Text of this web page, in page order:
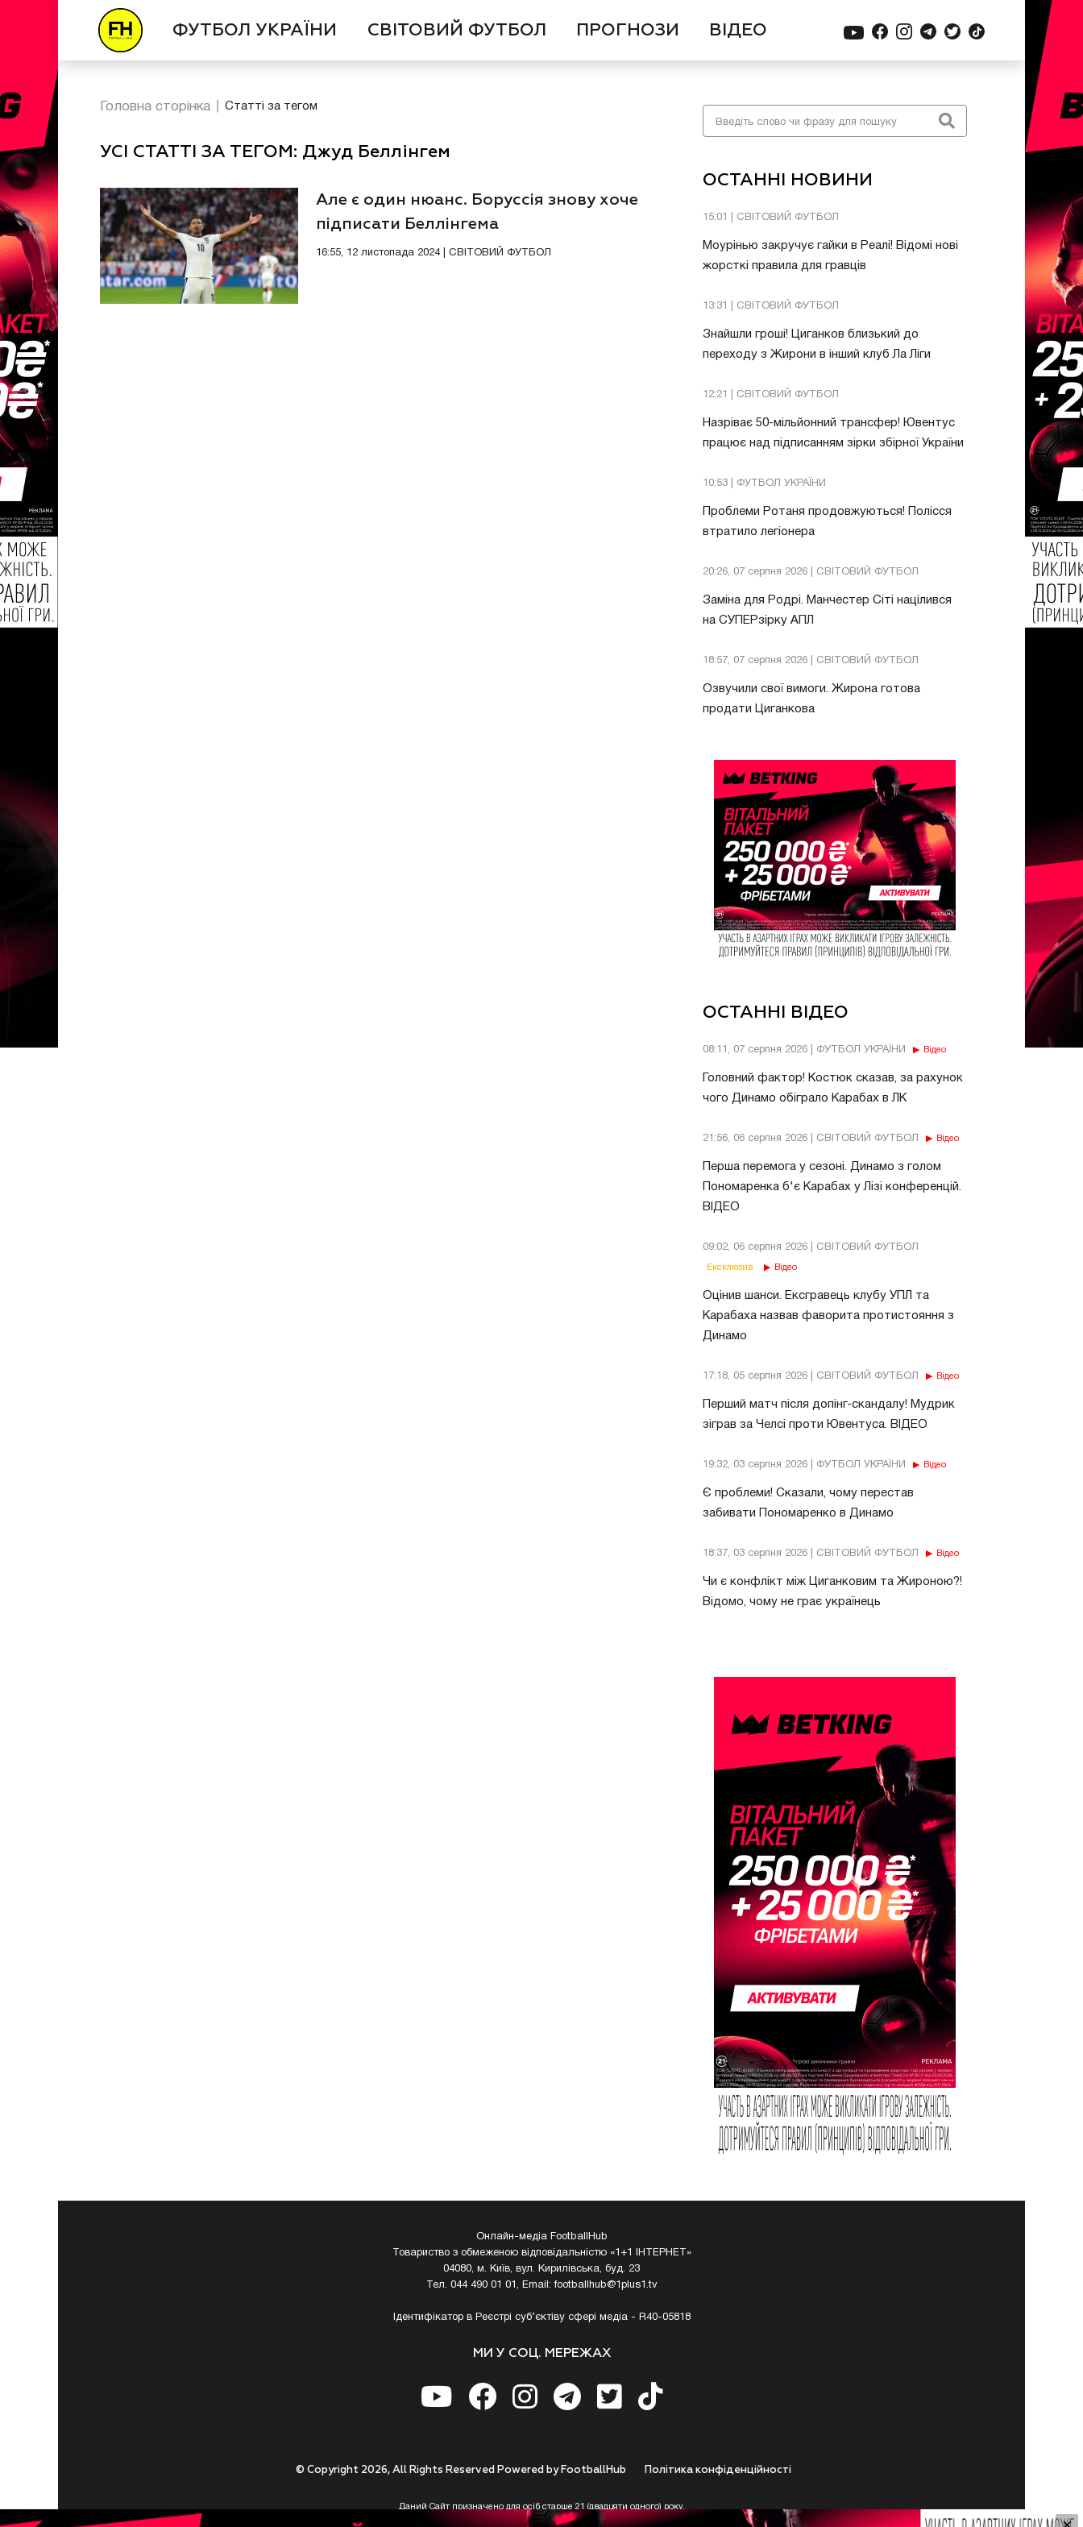
ФУТБОЛ УКРАЇНИ СВІТОВИЙ ФУТБОЛ ПРОГНОЗИ ВІДЕО
ОСТАННІ НОВИНИ
15:01 | СВІТОВИЙ ФУТБОЛ
Моурінью закручує гайки в Реалі! Відомі нові
жорсткі правила для гравців
13:31 | СВІТОВИЙ ФУТБОЛ
Знайшли гроші! Циганков близький до
переходу з Жирони в інший клуб Ла Ліги
12:21 | СВІТОВИЙ ФУТБОЛ
Назріває 50-мільйонний трансфер! Ювентус
працює над підписанням зірки збірної України
10:53 | ФУТБОЛ УКРАЇНИ
Проблеми Ротаня продовжуються! Полісся
втратило легіонера
20:26, 07 серпня 2026 | СВІТОВИЙ ФУТБОЛ
Заміна для Родрі. Манчестер Сіті націлився
на СУПЕРзірку АПЛ
18:57, 07 серпня 2026 | СВІТОВИЙ ФУТБОЛ
Озвучили свої вимоги. Жирона готова
продати Циганкова
ОСТАННІ ВІДЕО
08:11, 07 серпня 2026 | ФУТБОЛ УКРАЇНИ Відео
Головний фактор! Костюк сказав, за рахунок
чого Динамо обіграло Карабах в ЛК
21:56, 06 серпня 2026 | СВІТОВИЙ ФУТБОЛ Відео
Перша перемога у сезоні. Динамо з голом
Пономаренка б'є Карабах у Лізі конференцій.
ВІДЕО
09:02, 06 серпня 2026 | СВІТОВИЙ ФУТБОЛ
Ексклюзив Відео
Оцінив шанси. Ексгравець клубу УПЛ та
Карабаха назвав фаворита протистояння з
Динамо
17:18, 05 серпня 2026 | СВІТОВИЙ ФУТБОЛ Відео
Перший матч після допінг-скандалу! Мудрик
зіграв за Челсі проти Ювентуса. ВІДЕО
19:32, 03 серпня 2026 | ФУТБОЛ УКРАЇНИ Відео
Є проблеми! Сказали, чому перестав
забивати Пономаренко в Динамо
18:37, 03 серпня 2026 | СВІТОВИЙ ФУТБОЛ Відео
Чи є конфлікт між Циганковим та Жироною?!
Відомо, чому не грає українець
Головна сторінка Статті за тегом
УСІ СТАТТІ ЗА ТЕГОМ: Джуд Беллінгем
Але є один нюанс. Боруссія знову хоче
підписати Беллінгема
16:55, 12 листопада 2024 | СВІТОВИЙ ФУТБОЛ
Онлайн-медіа FootballHub
Товариство з обмеженою відповідальністю «1+1 ІНТЕРНЕТ»
04080, м. Київ, вул. Кирилівська, буд. 23
Тел. 044 490 01 01, Email:footballhub@1plus1.tv
Ідентифікатор в Реєстрі суб’єктіву сфері медіа - R40-05818
МИ У СОЦ. МЕРЕЖАХ
Полiтика конфiденцiйностi
© Copyright 2026, All Rights Reserved Powered by FootballHub
Даний Сайт призначено для осіб старше 21 (двадцяти одного) року.
Приступаючи до використання https://footballhub.ua, Користувач цим підтверджує, що досяг 21-річного віку.